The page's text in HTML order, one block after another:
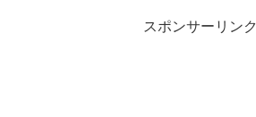
スポンサーリンク